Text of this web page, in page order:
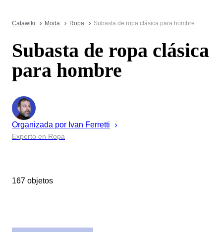
Catawiki Moda Ropa Subasta de ropa clásica para hombre
Subasta de ropa clásica
para hombre
Organizada por Ivan Ferretti
Experto en Ropa
167 objetos